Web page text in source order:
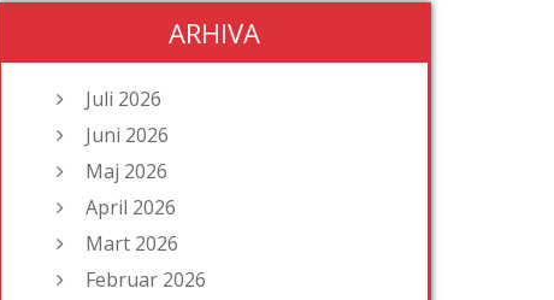
ARHIVA
Juli 2026
Juni 2026
Maj 2026
April 2026
Mart 2026
Februar 2026